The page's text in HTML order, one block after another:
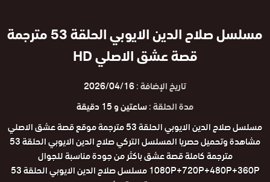
مسلسل صلاح الدين الايوبي الحلقة 53 مترجمة
قصة عشق الاصلي HD
تاريخ الإضافة :2026/04/16
مدة الحلقة :ساعتين و 15 دقيقة
مسلسل صلاح الدين الايوبي الحلقة 53 مترجمة موقع قصة عشق الاصلي
مشاهدة وتحميل حصريا المسلسل التركي صلاح الدين الايوبي الحلقة 53
مترجمة كاملة قصة عشق باكثر من جودة مناسبة للجوال
1080P+720P+480P+360P مسلسل صلاح الدين الايوبي الحلقة 53